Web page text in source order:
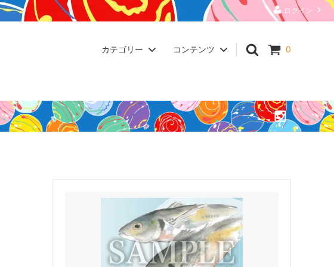
ログイン
0
カテゴリー コンテンツ